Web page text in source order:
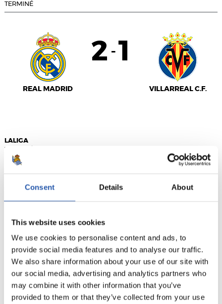
Consent Details About
This website uses cookies
We use cookies to personalise content and ads, to
provide social media features and to analyse our traffic.
We also share information about your use of our site with
our social media, advertising and analytics partners who
may combine it with other information that you’ve
provided to them or that they’ve collected from your use
TERMINÉ
REAL MADRID
2 - 1
VILLARREAL C.F.
LALIGA
TERMINÉ
SEVILLA F.C.
1 0
DEPORTIVO
ALAVÉS
LALIGA